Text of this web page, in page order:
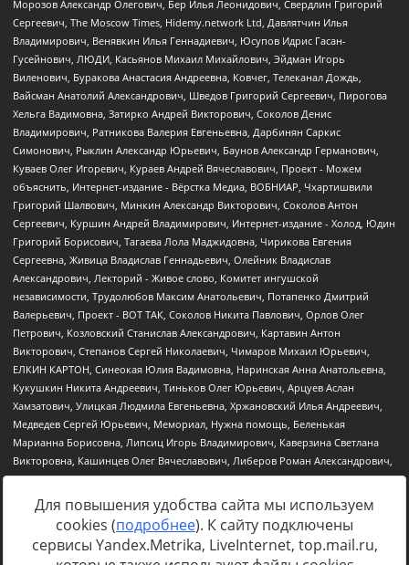
https://minjust.gov.ru/uploaded/files/reestr-
inostrannyih-agentov-22-03-2024.pdfданные на22.03.2024
Для повышения удобства сайта мы используем
cookies (подробнее). К сайту подключены
сервисы Yandex.Metrika, LiveInternet, top.mail.ru,